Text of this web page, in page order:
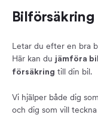
Letar du efter en bra
Här kan du jämföra
försäkring till din bil.
Vi hjälper både dig
och dig som vill